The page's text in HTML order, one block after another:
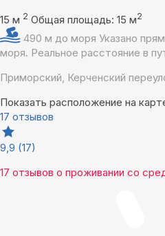
15 м 2 Общая площадь: 15 м2
490 м до моря Указано
моря. Реальное расстояние в
Приморский, Керченский
Показать расположение на
17 отзывов
9,9 (17)
17 отзывов о проживании со